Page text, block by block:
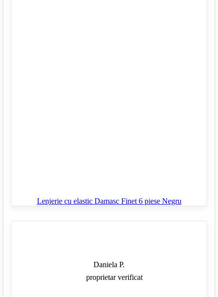
Lenjerie cu elastic Damasc Finet 6 piese Negru
Daniela P.
proprietar verificat